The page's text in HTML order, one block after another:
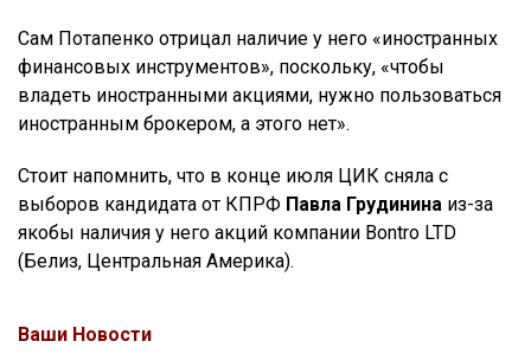
Сам Потапенко отрицал наличие у него «иностранных
финансовых инструментов», поскольку, «чтобы
владеть иностранными акциями, нужно пользоваться
иностранным брокером, а этого нет».
Стоит напомнить, что в конце июля ЦИК сняла с
выборов кандидата от КПРФ Павла Грудинина из-за
якобы наличия у него акций компании Bontro LTD
(Белиз, Центральная Америка).
Ваши Новости